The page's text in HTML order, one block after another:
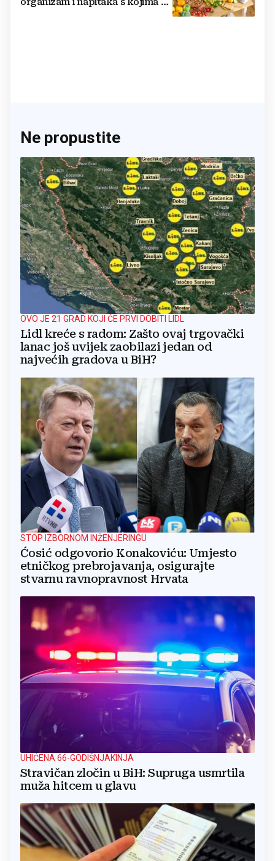
Ne propustite
OVO JE 21 GRAD KOJI ĆE PRVI DOBITI LIDL
Lidl kreće s radom: Zašto ovaj trgovački
lanac još uvijek zaobilazi jedan od
najvećih gradova u BiH?
STOP IZBORNOM INŽENJERINGU
Ćosić odgovorio Konakoviću: Umjesto
etničkog prebrojavanja, osigurajte
stvarnu ravnopravnost Hrvata
UHIĆENA 66-GODIŠNJAKINJA
Stravičan zločin u BiH: Supruga usmrtila
muža hitcem u glavu